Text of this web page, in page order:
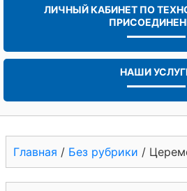
ЛИЧНЫЙ КАБИНЕТ ПО
НАШИ
Главная / Без рубрики /